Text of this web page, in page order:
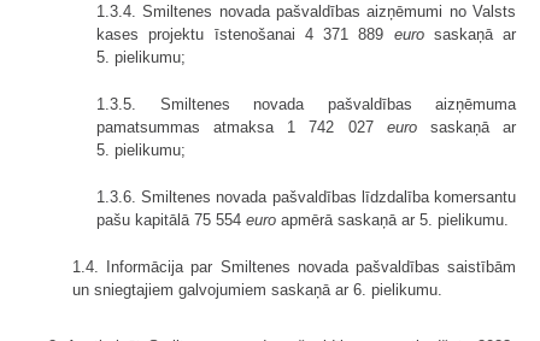
1.3.4. Smiltenes novada pašvaldības aizņēmumi no Valsts
kases projektu īstenošanai 4 371 889 eurosaskaņā ar
5. pielikumu;
1.3.5. Smiltenes novada pašvaldības aizņēmuma
pamatsummas atmaksa 1 742 027 eurosaskaņā ar
5. pielikumu;
1.3.6. Smiltenes novada pašvaldības līdzdalība komersantu
pašu kapitālā 75 554 euro apmērā saskaņā ar 5. pielikumu.
1.4. Informācija par Smiltenes novada pašvaldības saistībām
un sniegtajiem galvojumiem saskaņā ar 6. pielikumu.